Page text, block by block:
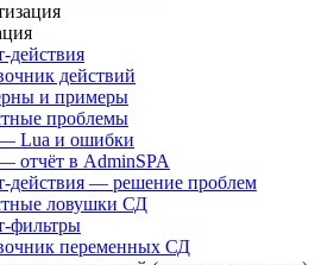
действия
действий
и примеры
проблемы
Lua и ошибки
отчёт в AdminSPA
действия — решение проблем
ловушки СД
фильтры
переменных СД